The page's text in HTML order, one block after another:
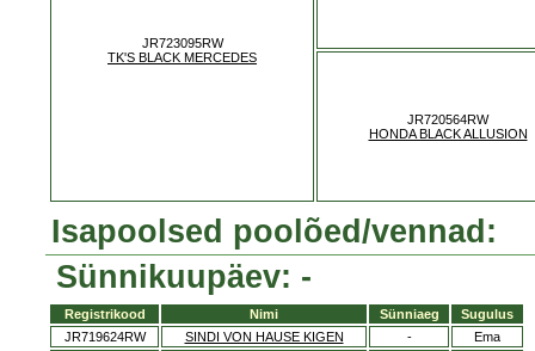
JR723095RW
TK'S BLACK MERCEDES
JR720564RW
HONDA BLACK ALLUSION
Isapoolsed poolõed/vennad:
Sünnikuupäev: -
Registrikood Nimi Sünniaeg
Sugulus
JR719624RW
SINDI VON HAUSE KIGEN -
Ema